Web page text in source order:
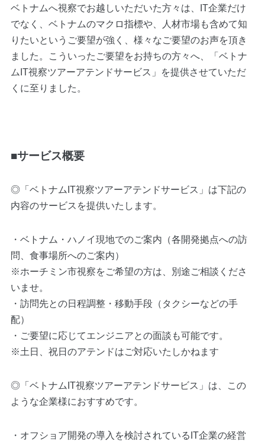
ベトナムへ視察でお越しいただいた方々は、IT企業だけ
でなく、ベトナムのマクロ指標や、人材市場も含めて知
りたいというご要望が強く、様々なご要望のお声を頂き
ました。こういったご要望をお持ちの方々へ、「ベトナ
ムIT視察ツアーアテンドサービス」を提供させていただ
くに至りました。
■サービス概要
◎「ベトナムIT視察ツアーアテンドサービス」は下記の
内容のサービスを提供いたします。
・ベトナム・ハノイ現地でのご案内（各開発拠点への訪
問、食事場所へのご案内）
※ホーチミン市視察をご希望の方は、別途ご相談くださ
いませ。
・訪問先との日程調整・移動手段（タクシーなどの手
配）
・ご要望に応じてエンジニアとの面談も可能です。
※土日、祝日のアテンドはご対応いたしかねます
◎「ベトナムIT視察ツアーアテンドサービス」は、この
ような企業様におすすめです。
・オフショア開発の導入を検討されているIT企業の経営